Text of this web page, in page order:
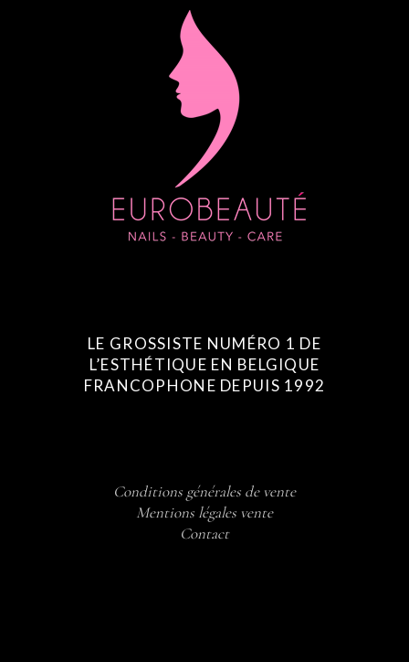
LE GROSSISTE NUMÉRO 1 DE
L’ESTHÉTIQUE EN BELGIQUE
FRANCOPHONE DEPUIS 1992
Conditions générales de vente
Mentions légales vente
Contact